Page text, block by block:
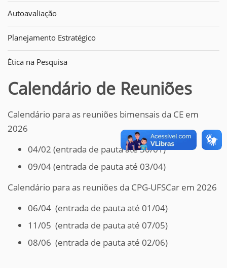
Autoavaliação
Planejamento Estratégico
Ética na Pesquisa
Calendário de Reuniões
Calendário para as reuniões bimensais da CE em
2026
04/02 (entrada de pauta até 30/01)
09/04 (entrada de pauta até 03/04)
Calendário para as reuniões da CPG-UFSCar em 2026
06/04 (entrada de pauta até 01/04)
11/05 (entrada de pauta até 07/05)
08/06 (entrada de pauta até 02/06)